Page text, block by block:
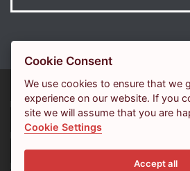
LE MAGAZINE WIKANE
PLAN DU SITE
Cookie Consent
We use cookies to ensure that we
experience on our website. If you
site we will assume that you are
Cookie Settings
Accept all